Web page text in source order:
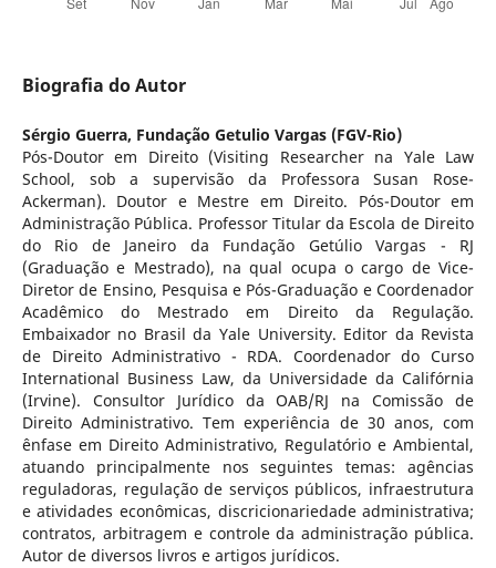
Biografia do Autor
Sérgio Guerra, Fundação Getulio Vargas (FGV-Rio)
Pós-Doutor em Direito (Visiting Researcher na Yale Law
School, sob a supervisão da Professora Susan Rose-
Ackerman). Doutor e Mestre em Direito. Pós-Doutor em
Administração Pública. Professor Titular da Escola de Direito
do Rio de Janeiro da Fundação Getúlio Vargas - RJ
(Graduação e Mestrado), na qual ocupa o cargo de Vice-
Diretor de Ensino, Pesquisa e Pós-Graduação e Coordenador
Acadêmico do Mestrado em Direito da Regulação.
Embaixador no Brasil da Yale University. Editor da Revista
de Direito Administrativo - RDA. Coordenador do Curso
International Business Law, da Universidade da Califórnia
(Irvine). Consultor Jurídico da OAB/RJ na Comissão de
Direito Administrativo. Tem experiência de 30 anos, com
ênfase em Direito Administrativo, Regulatório e Ambiental,
atuando principalmente nos seguintes temas: agências
reguladoras, regulação de serviços públicos, infraestrutura
e atividades econômicas, discricionariedade administrativa;
contratos, arbitragem e controle da administração pública.
Autor de diversos livros e artigos jurídicos.